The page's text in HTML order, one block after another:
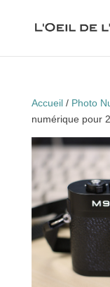
Accueil/ Photo
numérique pour 2